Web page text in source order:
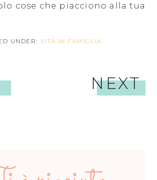
cose che piacciono alla tua
UNDER: VITA IN FAMIGLIA
NEXT